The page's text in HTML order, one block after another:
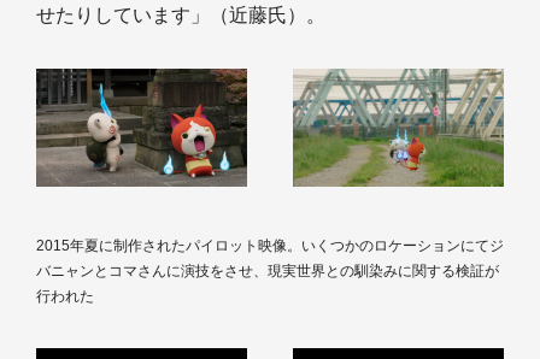
せたりしています」（近藤氏）。
2015年夏に制作されたパイロット映像。いくつかのロケーションにてジ
バニャンとコマさんに演技をさせ、現実世界との馴染みに関する検証が
行われた